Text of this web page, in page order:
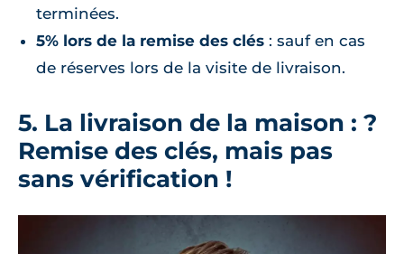
terminées.
5% lors de la remise des clés : sauf en cas
de réserves lors de la visite de livraison.
5. La livraison de la maison : ?
Remise des clés, mais pas
sans vérification !